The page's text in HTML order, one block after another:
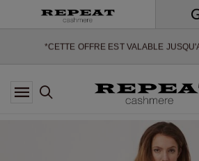
*CETTE OFFRE EST VALABLE
*NON VALABLE SUR LIMITED
*EXCEPTIONS PEUVENT
NOUVEAUX STYLES DOUX ET
SAISON À VENIR
EXTRA 10% OFF SALE